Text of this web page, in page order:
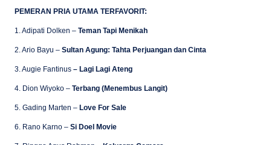
PEMERAN PRIA UTAMA TERFAVORIT:
1. Adipati Dolken – Teman Tapi Menikah
2. Ario Bayu – Sultan Agung: Tahta Perjuangan dan Cinta
3. Augie Fantinus – Lagi Lagi Ateng
4. Dion Wiyoko – Terbang (Menembus Langit)
5. Gading Marten – Love For Sale
6. Rano Karno – Si Doel Movie